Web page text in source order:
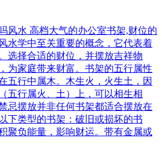
风水 高档大气的办公室书架,财位的
水学中至关重要的概念，它代表着
选择合适的财位，并摆放吉祥物
为家庭带来财富。书架的五行属性
五行中属木。木生火，火生土，因
五行属火、土）上，可以相生相
忌摆放并非任何书架都适合摆放在
下类型的书架：破旧或损坏的书
聚负能量，影响财运。带有金属或